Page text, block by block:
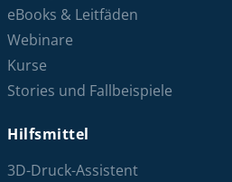
eBooks & Leitfäden
Webinare
Kurse
Stories und Fallbeispiele
Hilfsmittel
3D-Druck-Assistent